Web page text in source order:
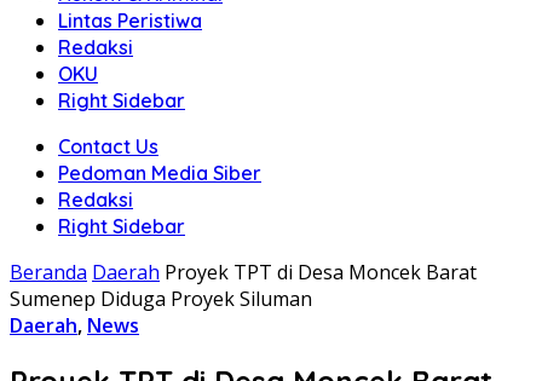
Lintas Peristiwa
Redaksi
OKU
Right Sidebar
Contact Us
Pedoman Media Siber
Redaksi
Right Sidebar
Beranda Daerah Proyek TPT di Desa Moncek Barat
Sumenep Diduga Proyek Siluman
Daerah, News